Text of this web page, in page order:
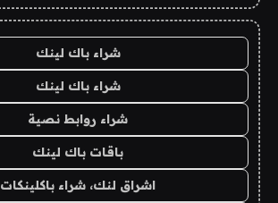
شراء باك لينك
شراء باك لينك
شراء روابط نصية
باقات باك لينك
اشراق لنك، شراء باكلينكات